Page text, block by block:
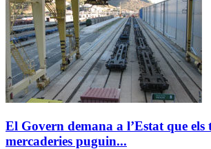
El Govern demana a l’Estat que els
mercaderies puguin...